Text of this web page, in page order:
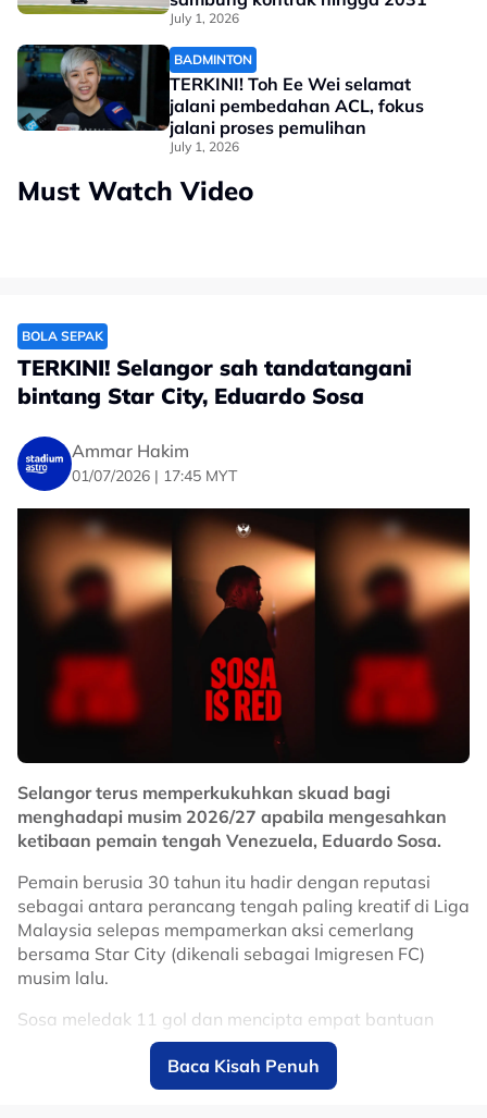
July 1, 2026
BADMINTON
TERKINI! Toh Ee Wei selamat
jalani pembedahan ACL, fokus
jalani proses pemulihan
July 1, 2026
Must Watch Video
BOLA SEPAK
TERKINI! Selangor sah tandatangani
bintang Star City, Eduardo Sosa
Ammar Hakim
01/07/2026 | 17:45 MYT
Selangor terus memperkukuhkan skuad bagi
menghadapi musim 2026/27 apabila mengesahkan
ketibaan pemain tengah Venezuela, Eduardo Sosa.
Pemain berusia 30 tahun itu hadir dengan reputasi
sebagai antara perancang tengah paling kreatif di Liga
Malaysia selepas mempamerkan aksi cemerlang
bersama Star City (dikenali sebagai Imigresen FC)
musim lalu.
Sosa meledak 11 gol dan mencipta empat bantuan
jaringan, sekali gus muncul antara pemain import
paling menyerlah dalam saingan domestik.
Baca Kisah Penuh